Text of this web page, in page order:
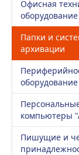
Офисная
оборудование
Папки и
архивации
оборудование
компьютеры
Пишущие и